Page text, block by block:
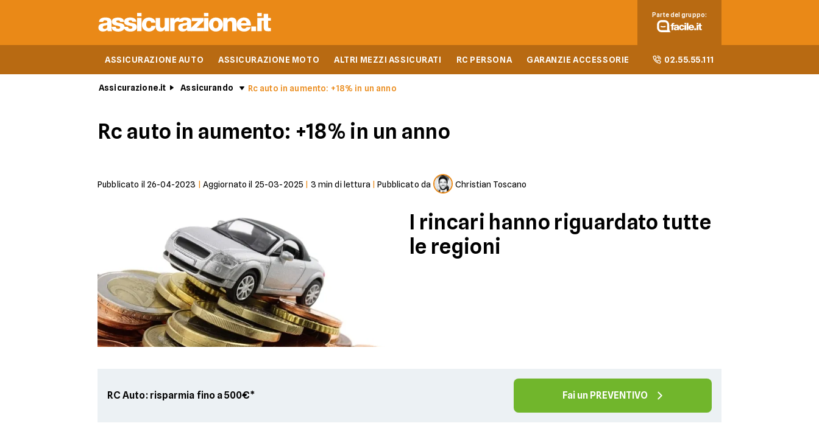
ASSICURAZIONE AUTO ASSICURAZIONE MOTO ALTRI MEZZI ASSICURATI RC PERSONA GARANZIE ACCESSORIE 02.55.55.111
Parte del gruppo:
Assicurazione.it Assicurando Rc auto in aumento: +18% in un anno
Rc auto in aumento: +18% in un anno
Pubblicato il 26-04-2023 Aggiornato il 25-03-2025 3 min di lettura |Pubblicato da Christian Toscano
I rincari hanno riguardato tutte
le regioni
RC Auto: risparmia fino a 500€* Fai un PREVENTIVO